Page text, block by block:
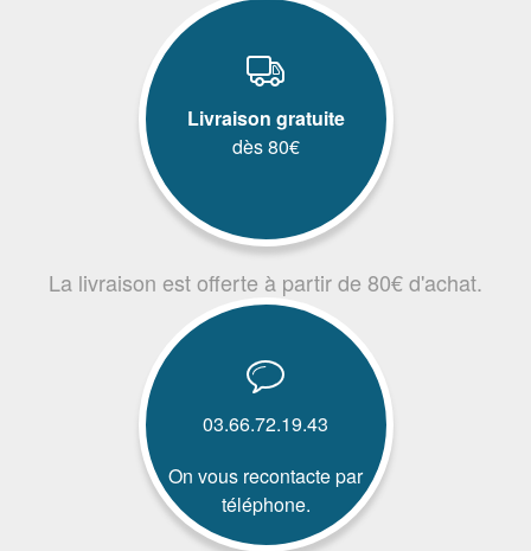
Livraison gratuite
dès 80€
La livraison est offerte à partir de 80€ d'achat.
03.66.72.19.43
On vous recontacte par
téléphone.